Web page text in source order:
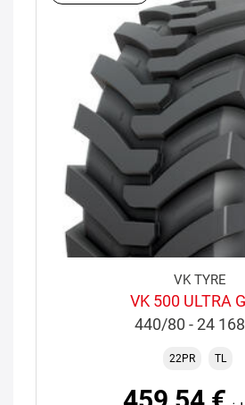
VK TYRE
VK 500 ULTRA
440/80 - 24
22PR TL